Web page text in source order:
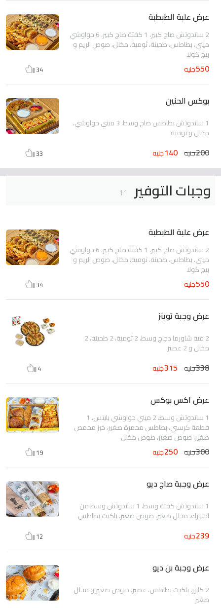
عرض علبة الطبطبة
2 ساندوتش صاج كبير، 1 كفتة صاج كبير، 6 حواوشي
ميني، بطاطس، طحينة، ثومية، مخلل، صوص الريم و
بيج كولا
550جنيه 34
بوكس الحنين
1 ساندوتش بطاطس صاج وسط، 3 ميني حواوشي،
مخلل و ثومية
200جنيه 140جنيه 33
وجبات التوفير 11
عرض علبة الطبطبة
2 ساندوتش صاج كبير، 1 كفتة صاج كبير، 6 حواوشي
ميني، بطاطس، طحينة، ثومية، مخلل، صوص الريم و
بيج كولا
550جنيه 34
عرض وجبة توينز
2 فتة شاورما دجاج وسط، 2 ثومية، 2 طحينة، 2
مخلل و 2 عصير
338جنيه 315جنيه 4
عرض اكس بوكس
1 ساندوتش وسط، 2 ميني حواوشي بايتس، 1
قطعة كرسبي، بطاطس محمرة صغير، خبز محمص
صغير، صوص صغير، صوص مخلل
300جنيه 250جنيه 19
عرض وجبة صاج ديو
1 ساندوتش كفتة وسط، 1 ساندوتش وسط من
اختيارك، مخلل صغير، صوص صغير، باكيت بطاطس
239جنيه 12
عرض وجبة بن ديو
2 كايزر، باكيت بطاطس، عصير، صوص صغير و مخلل
صغير